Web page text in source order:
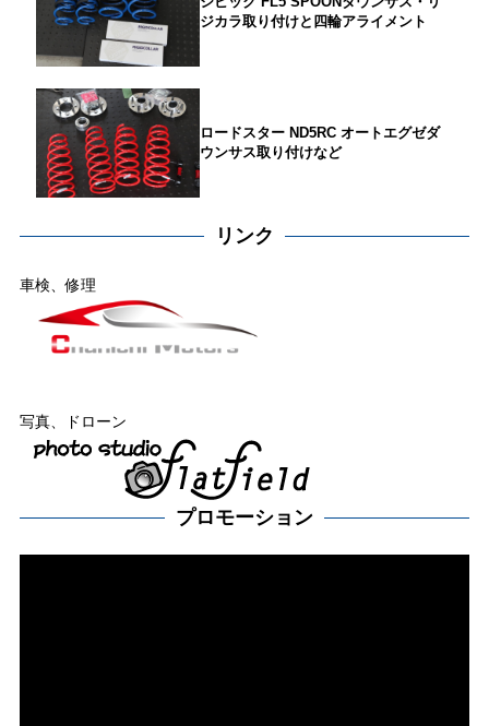
ジカラ取り付けと四輪アライメント
ロードスター ND5RC オートエグゼダ
ウンサス取り付けなど
リンク
車検、修理
写真、ドローン
プロモーション